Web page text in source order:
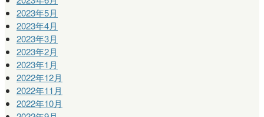
2023年5月
2023年4月
2023年3月
2023年2月
2023年1月
2022年12月
2022年11月
2022年10月